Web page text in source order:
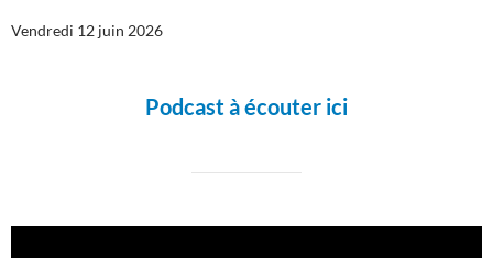
Vendredi 12 juin 2026
Podcast à écouter ici